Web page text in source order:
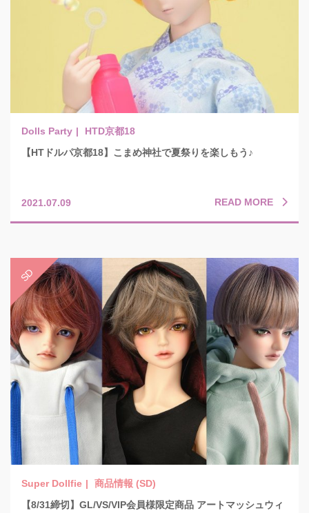
HTD京都18
【HTドルパ京都18】こまめ神社で夏祭りを楽しもう♪
2021.07.09 READ MORE
商品情報 (SD)
【8/31締切】GL/VS/VIP会員様限定商品 アートマッシュウィ